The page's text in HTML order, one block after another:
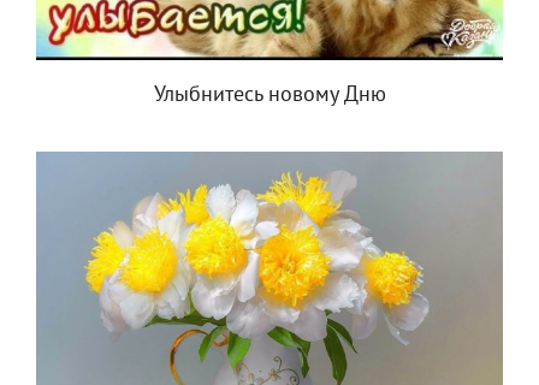
Улыбнитесь новому Дню